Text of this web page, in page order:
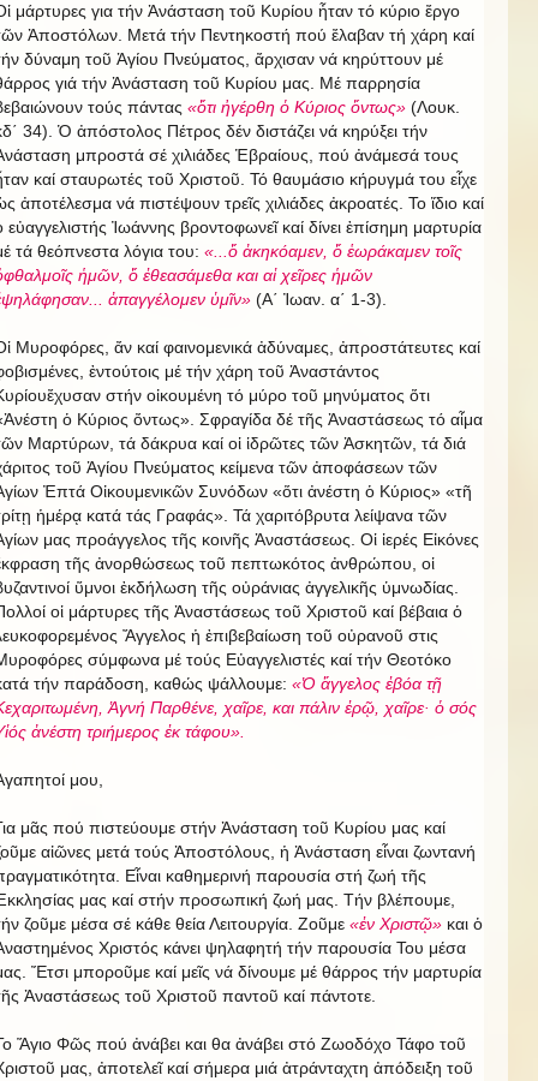
μάρτυρες για τήν Ἀνάσταση τοῦ Κυρίου ἦταν τό κύριο ἔργο
Ἀποστόλων. Μετά τήν Πεντηκοστή πού ἔλαβαν τή χάρη καί
δύναμη τοῦ Ἁγίου Πνεύματος, ἄρχισαν νά κηρύττουν μέ
γιά τήν Ἀνάσταση τοῦ Κυρίου μας. Μέ παρρησία
τούς πάντας «ὅτι ἠγέρθη ὁ Κύριος ὄντως» (Λουκ.
34). Ὁ ἀπόστολος Πέτρος δέν διστάζει νά κηρύξει τήν
μπροστά σέ χιλιάδες Ἑβραίους, πού ἀνάμεσά τους
καί σταυρωτές τοῦ Χριστοῦ. Τό θαυμάσιο κήρυγμά του εἶχε
ἀποτέλεσμα νά πιστέψουν τρεῖς χιλιάδες ἀκροατές. Το ἴδιο καί
εὐαγγελιστής Ἰωάννης βροντοφωνεῖ καί δίνει ἐπίσημη μαρτυρία
τά θεόπνεστα λόγια του: «...ὅ ἀκηκόαμεν, ὅ ἑωράκαμεν τοῖς
ἡμῶν, ὅ ἐθεασάμεθα και αἱ χεῖρες ἡμῶν
ἀπαγγέλομεν ὑμῖν» (Α΄ Ἰωαν. α΄ 1-3).
Μυροφόρες, ἄν καί φαινομενικά ἀδύναμες, ἀπροστάτευτες καί
ἐντούτοις μέ τήν χάρη τοῦ Ἀναστάντος
στήν οἰκουμένη τό μύρο τοῦ μηνύματος ὅτι
ὁ Κύριος ὄντως». Σφραγίδα δέ τῆς Ἀναστάσεως τό αἷμα
Μαρτύρων, τά δάκρυα καί οἱ ἱδρῶτες τῶν Ἀσκητῶν, τά διά
τοῦ Ἁγίου Πνεύματος κείμενα τῶν ἀποφάσεων τῶν
Ἐπτά Οἰκουμενικῶν Συνόδων «ὅτι ἀνέστη ὁ Κύριος» «τῆ
ἡμέρᾳ κατά τάς Γραφάς». Τά χαριτόβρυτα λείψανα τῶν
μας προάγγελος τῆς κοινῆς Ἀναστάσεως. Οἱ ἱερές Εἰκόνες
τῆς ἀνορθώσεως τοῦ πεπτωκότος ἀνθρώπου, οἱ
ὕμνοι ἐκδήλωση τῆς οὐράνιας ἀγγελικῆς ὑμνωδίας.
οἱ μάρτυρες τῆς Ἀναστάσεως τοῦ Χριστοῦ καί βέβαια ὁ
Ἄγγελος ἡ ἐπιβεβαίωση τοῦ οὐρανοῦ στις
σύμφωνα μέ τούς Εὐαγγελιστές καί τήν Θεοτόκο
τήν παράδοση, καθώς ψάλλουμε: «Ὁ ἄγγελος ἐβόα τῇ
Ἁγνή Παρθένε, χαῖρε, και πάλιν ἐρῷ, χαῖρε· ὁ σός
ἀνέστη τριήμερος ἐκ τάφου».
μου,
μᾶς πού πιστεύουμε στήν Ἀνάσταση τοῦ Κυρίου μας καί
αἰῶνες μετά τούς Ἀποστόλους, ἡ Ἀνάσταση εἶναι ζωντανή
Εἶναι καθημερινή παρουσία στή ζωή τῆς
μας καί στήν προσωπική ζωή μας. Τήν βλέπουμε,
ζοῦμε μέσα σέ κάθε θεία Λειτουργία. Ζοῦμε «ἐν Χριστῷ» και ὁ
Χριστός κάνει ψηλαφητή τήν παρουσία Του μέσα
Ἔτσι μποροῦμε καί μεῖς νά δίνουμε μέ θάρρος τήν μαρτυρία
Ἀναστάσεως τοῦ Χριστοῦ παντοῦ καί πάντοτε.
Ἅγιο Φῶς πού ἀνάβει και θα ἀνάβει στό Ζωοδόχο Τάφο τοῦ
μας, ἀποτελεῖ καί σήμερα μιά ἀτράνταχτη ἀπόδειξη τοῦ